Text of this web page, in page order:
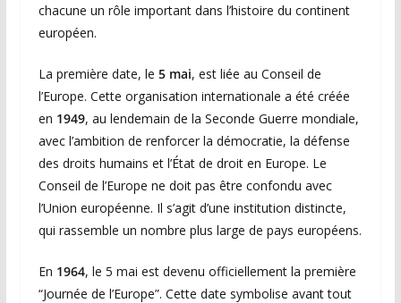
chacune un rôle important dans l’histoire du continent
européen.
La première date, le 5 mai, est liée au Conseil de
l’Europe. Cette organisation internationale a été créée
en 1949, au lendemain de la Seconde Guerre mondiale,
avec l’ambition de renforcer la démocratie, la défense
des droits humains et l’État de droit en Europe. Le
Conseil de l’Europe ne doit pas être confondu avec
l’Union européenne. Il s’agit d’une institution distincte,
qui rassemble un nombre plus large de pays européens.
En 1964, le 5 mai est devenu officiellement la première
“Journée de l’Europe”. Cette date symbolise avant tout